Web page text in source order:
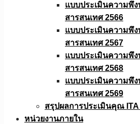
แบบประเมินความพึ
สารสนเทศ 2566
แบบประเมินความพึ
สารสนเทศ 2567
แบบประเมินความพึ
สารสนเทศ 2568
แบบประเมินความพึ
สารสนเทศ 2569
สรุปผลการประเมินคุณ ITA
หน่วยงานภายใน